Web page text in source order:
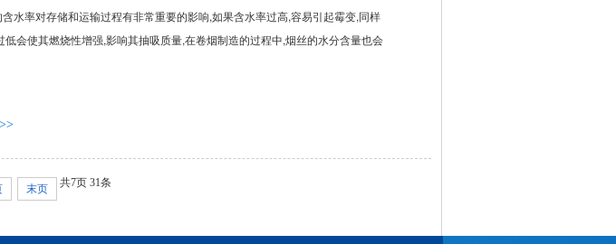
水率对存储和运输过程有非常重要的影响,如果含水率过高,容易引起霉变,同样
低会使其燃烧性增强,影响其抽吸质量,在卷烟制造的过程中,烟丝的水分含量也会
末页 共7页 31条